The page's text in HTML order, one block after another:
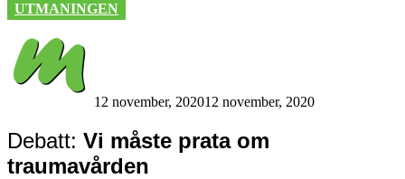
UTMANINGEN
12 november, 202012 november, 2020
Debatt: Vi måste prata om
traumavården